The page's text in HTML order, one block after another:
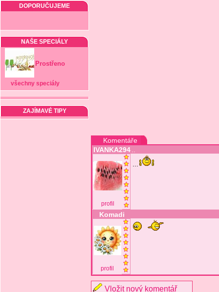
DOPORUČUJEME
NAŠE SPECIÁLY
Prostřeno
všechny speciály
ZAJÍMAVÉ TIPY
Komentáře
IVANKA294
profil
Komadi
profil
Vložit nový komentář